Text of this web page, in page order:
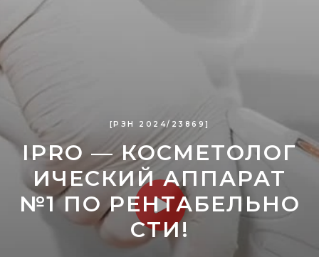
[РЗН 2024/23869]
IPRO — КОСМЕТОЛОГ
ИЧЕСКИЙ АППАРАТ
№1 ПО РЕНТАБЕЛЬНО
СТИ!